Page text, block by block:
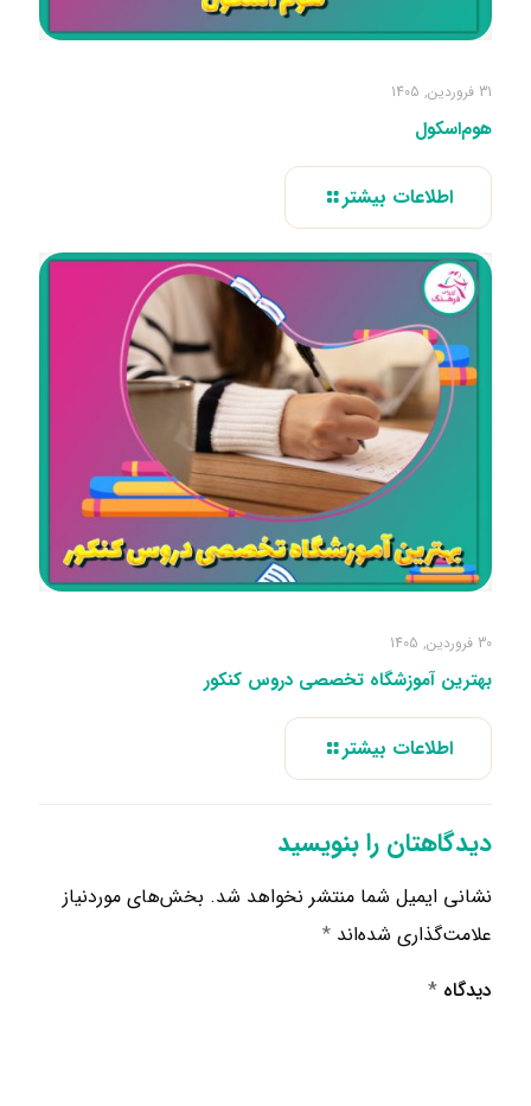
31 فروردین, 1405
هوم‌اسکول
اطلاعات بیشتر
30 فروردین, 1405
بهترین آموزشگاه تخصصی دروس کنکور
اطلاعات بیشتر
دیدگاهتان را بنویسید
نشانی ایمیل شما منتشر نخواهد شد. بخش‌های موردنیاز
علامت‌گذاری شده‌اند *
دیدگاه *